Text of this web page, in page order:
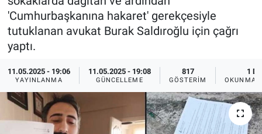
'Cumhurbaşkanına hakaret' gerekçesiyle
tutuklanan avukat Burak Saldıroğlu için çağrı
yaptı.
11.05.2025 - 19:06
YAYINLANMA
11.05.2025 - 19:08
GÜNCELLEME
817
GÖSTERIM
1 DK
OKUNMA
Ege Saati
Ege'den Esintiler
Eğitim
Eğlence
Ekonomi
Yayın Akışı
İletişim
Haber Arşivi